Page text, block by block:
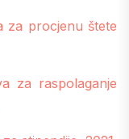
za procjenu štete
za raspolaganje